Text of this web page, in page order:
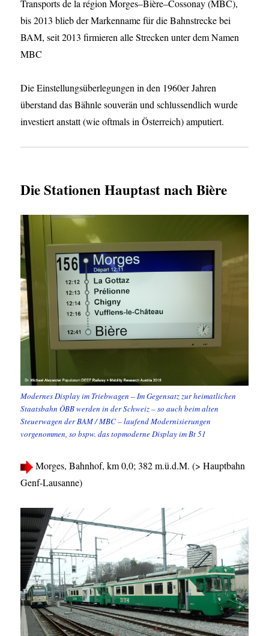
Transports de la région Morges–Bière–Cossonay (MBC),
bis 2013 blieb der Markenname für die Bahnstrecke bei
BAM, seit 2013 firmieren alle Strecken unter dem Namen
MBC
Die Einstellungsüberlegungen in den 1960er Jahren
überstand das Bähnle souverän und schlussendlich wurde
investiert anstatt (wie oftmals in Österreich) amputiert.
Die Stationen Hauptast nach Bière
Modernes Display im Triebwagen – Im Gegensatz zur heimatlichen
Staatsbahn ÖBB werden in der Schweiz – so auch beim alten
Steuerwagen der BAM / MBC – laufend Modernisierungen
vorgenommen, so bspw. das topmoderne Display im Bt 51
Morges, Bahnhof, km 0,0; 382 m.ü.d.M. (> Hauptbahn
Genf-Lausanne)